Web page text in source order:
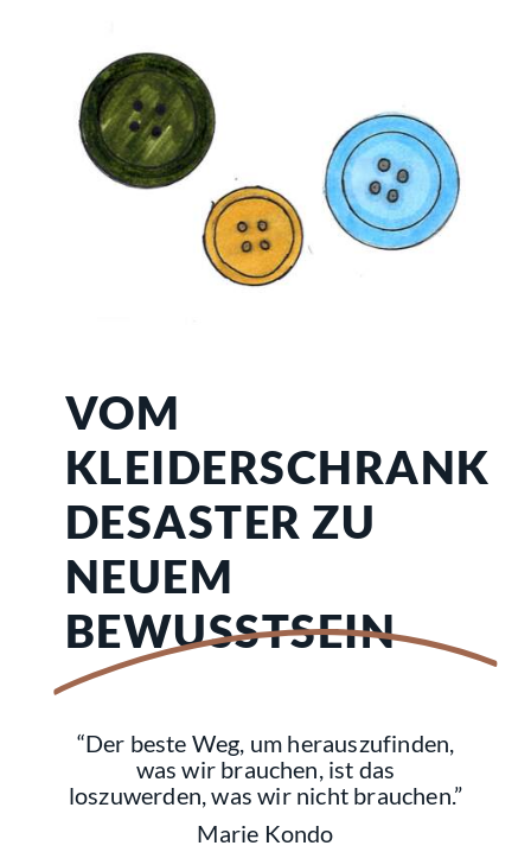
VOM
KLEIDERSCHRANK
DESASTER ZU
NEUEM
BEWUSSTSEIN
“Der beste Weg, um herauszufinden,
was wir brauchen, ist das
loszuwerden, was wir nicht brauchen.”
Marie Kondo